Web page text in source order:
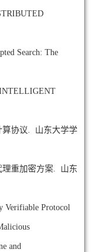
Search: The
算协议. 山东大学学
重加密方案. 山东
Verifiable Protocol
and